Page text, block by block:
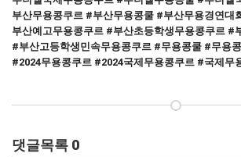
부산무용콩쿠르 #부산무용콩쿨 #부산무용경연대
부산예고무용콩쿠르 #부산초등학생무용콩쿠르 #
#부산고등학생민속무용콩쿠르 #무용콩쿨 #무용
#2024무용콩쿠르 #2024국제무용콩쿠르 #국제무
댓글목록 0